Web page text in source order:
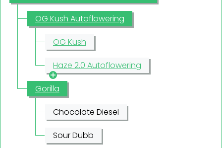
OG Kush Autoflowering
OG Kush
Haze 2.0 Autoflowering
Gorilla
Chocolate Diesel
Sour Dubb